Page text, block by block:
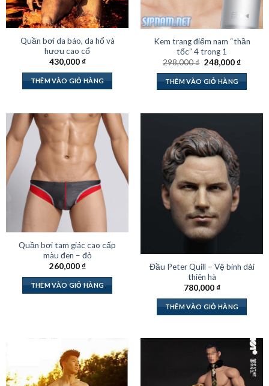
Quần bơi da báo, da hổ và
hươu cao cổ
430,000₫
THÊM VÀO GIỎ HÀNG
Kem trang điểm nam “thần
tốc” 4 trong 1
298,000₫ Giá
là:
298,000 ₫.
248,000₫Giá
THÊM VÀO GIỎ HÀNG
Quần bơi tam giác cao cấp
màu đen – đỏ
260,000₫
THÊM VÀO GIỎ HÀNG
Đầu Peter Quill – Vệ binh dải
thiên hà
780,000₫
THÊM VÀO GIỎ HÀNG